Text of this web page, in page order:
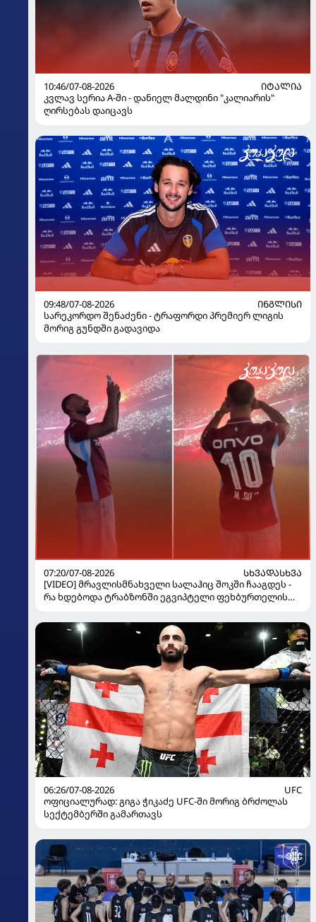
10:46/07-08-2026
ᲘᲢᲐᲚᲘᲐ
კვლავ სერია A-ში - დანიელ მალდინი "კალიარის"
ღირსებას დაიცავს
09:48/07-08-2026
ᲘᲜᲒᲚᲘᲡᲘ
სარეკორდო შენაძენი - ტრაფორდი პრემიერ ლიგის
მორიგ გუნდში გადავიდა
07:20/07-08-2026
ᲡᲮᲕᲐᲓᲐᲡᲮᲕᲐ
[VIDEO] მრავლისმნახველი სალაჰიც შოკში ჩააგდეს -
რა ხდებოდა ტრაბზონში ეგვიპტელი ფეხბურთელის
06:26/07-08-2026
UFC
ოფიციალურად: გიგა ჭიკაძე UFC-ში მორიგ ბრძოლას
სექტემბერში გამართავს